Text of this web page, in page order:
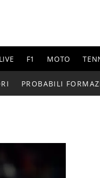
F1 MOTO
PROBABILI